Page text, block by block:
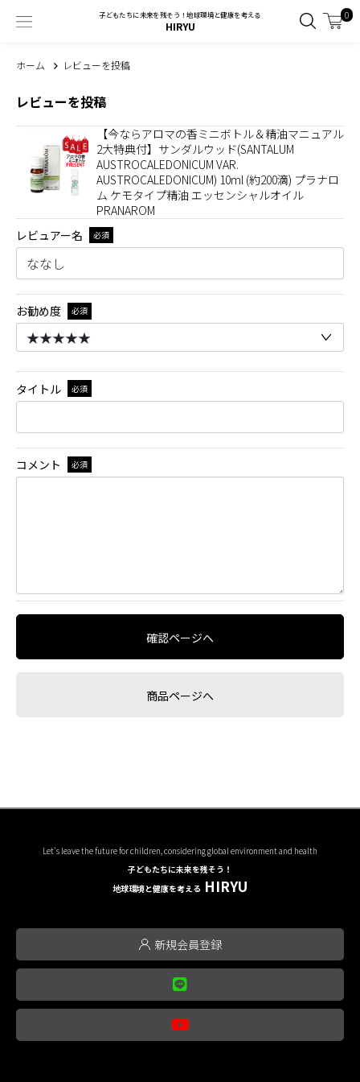
子どもたちに未来を残そう！地球環境と健康を考える
HIRYU
0
ホーム レビューを投稿
レビューを投稿
【今ならアロマの香ミニボトル＆精油マニュアル
2大特典付】サンダルウッド(SANTALUM
AUSTROCALEDONICUM VAR.
AUSTROCALEDONICUM) 10ml (約200滴) プラナロ
ム ケモタイプ精油 エッセンシャルオイル
PRANAROM
レビュアー名
必須
お勧め度 必須
タイトル 必須
コメント 必須
確認ページへ
商品ページへ
Let's leave the future for children, considering global environment and health
子どもたちに未来を残そう！
地球環境と健康を考える HIRYU
新規会員登録